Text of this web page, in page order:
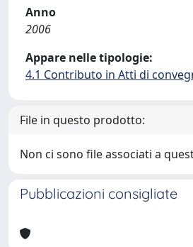
Anno
2006
Appare nelle tipologie:
4.1 Contributo in Atti di
File in questo prodotto:
Non ci sono file associati a
Pubblicazioni consigliate